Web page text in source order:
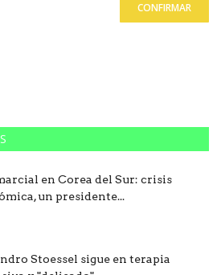
CONFIRMAR
en Corea del Sur: crisis
un presidente...
Stoessel sigue en terapia